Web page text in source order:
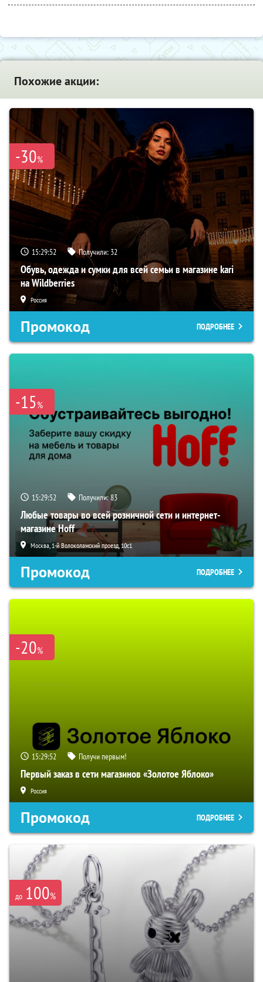
Похожие акции:
-30%
15:29:51 Получили: 32
Обувь, одежда и сумки для всей семьи в магазине kari
на Wildberries
Россия
Промокод ПОДРОБНЕЕ
-15%
15:29:51 Получили:83
Любые товары во всей розничной сети и интернет-
магазине Hoff
Москва, 1-й Волоколамский проезд, 10с1
Промокод ПОДРОБНЕЕ
-20%
15:29:51 Получи первым!
Первый заказ в сети магазинов «Золотое Яблоко»
Россия
Промокод ПОДРОБНЕЕ
до 100%